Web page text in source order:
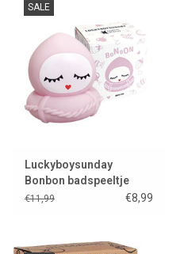
SALE
Luckyboysunday
Bonbon badspeeltje
€11,99 €8,99